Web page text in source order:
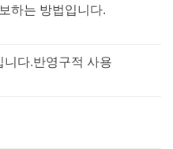
하는 방법입니다.
니다.반영구적 사용